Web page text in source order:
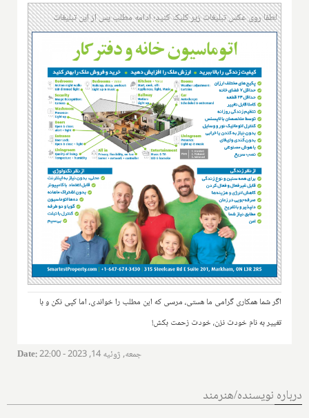
لطفا روی عکس تبلیغات زیر کلیک کنید؛ ادامه مطلب پس از این تبلیغات
اگر شما همکاری گرامی ما هستی، مرسی که این مطلب را خواندی، اما کپی نکن و با
تغییر به نام خودت نزن، خودت زحمت بکش!
Date: جمعه, ژوئیه 14, 2023 - 22:00
درباره نویسنده/هنرمند